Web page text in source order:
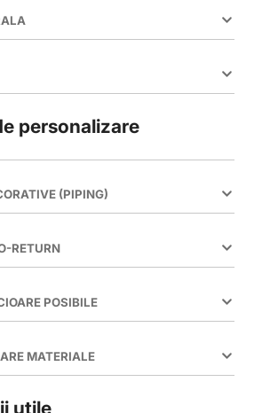
personalizare
(PIPING)
RETURN
POSIBILE
MATERIALE
utile